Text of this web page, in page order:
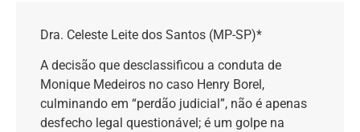
Dra. Celeste Leite dos Santos (MP-SP)*
A decisão que desclassificou a conduta de
Monique Medeiros no caso Henry Borel,
culminando em “perdão judicial”, não é apenas
desfecho legal questionável; é um golpe na